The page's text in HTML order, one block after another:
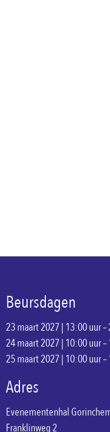
Beursdagen
23 maart 2027 | 13:00 uur
24 maart 2027 | 10:00 uur
25 maart 2027 | 10:00 uur
Adres
Evenementenhal
Franklinweg 2